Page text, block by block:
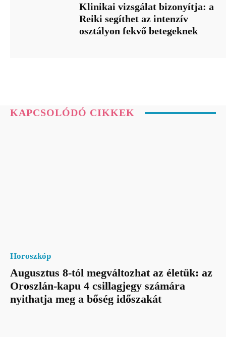
Klinikai vizsgálat bizonyítja: a
Reiki segíthet az intenzív
osztályon fekvő betegeknek
KAPCSOLÓDÓ CIKKEK
Horoszkóp
Augusztus 8-tól megváltozhat az életük: az
Oroszlán-kapu 4 csillagjegy számára
nyithatja meg a bőség időszakát